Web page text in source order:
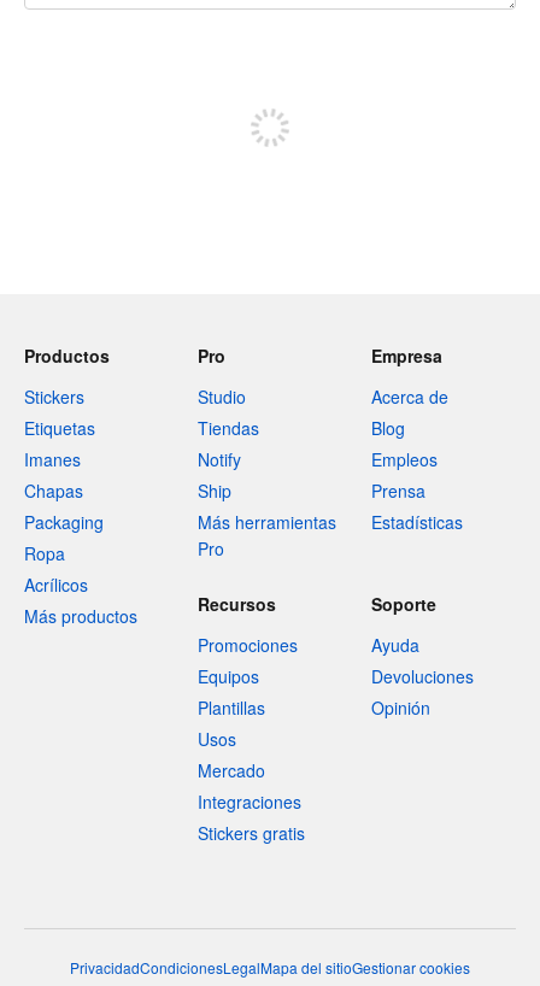
Productos
Stickers
Etiquetas
Imanes
Chapas
Packaging
Ropa
Acrílicos
Más productos
Pro
Studio
Tiendas
Notify
Ship
Más herramientas
Pro
Empresa
Acerca de
Blog
Empleos
Prensa
Estadísticas
Recursos
Promociones
Equipos
Plantillas
Usos
Mercado
Integraciones
Stickers gratis
Soporte
Ayuda
Devoluciones
Opinión
PrivacidadCondicionesLegalMapa del sitioGestionar cookies